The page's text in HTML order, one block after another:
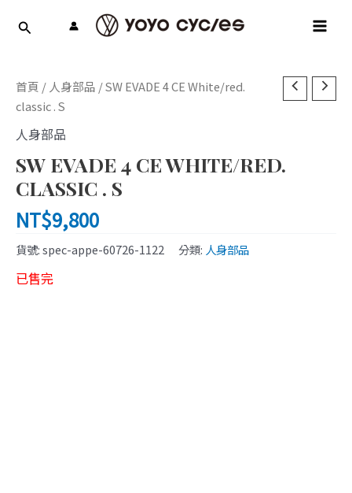
首頁 / 人身部品 / SW EVADE 4 CE White/red.
classic . S
人身部品
SW EVADE 4 CE WHITE/RED.
CLASSIC . S
NT$9,800
貨號:spec-appe-60726-1122 分類: 人身部品
已售完